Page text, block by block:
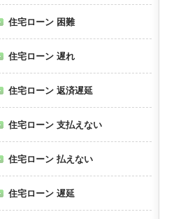
住宅ローン 困難
住宅ローン 遅れ
住宅ローン 返済遅延
住宅ローン 支払えない
住宅ローン 払えない
住宅ローン 遅延